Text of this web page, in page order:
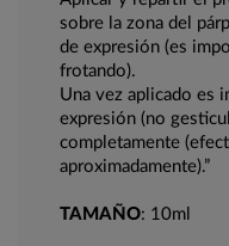
sobre la zona del
de expresión (es
frotando).
Una vez aplicado es
expresión (no
completamente
aproximadamente).”
TAMAÑO: 10ml